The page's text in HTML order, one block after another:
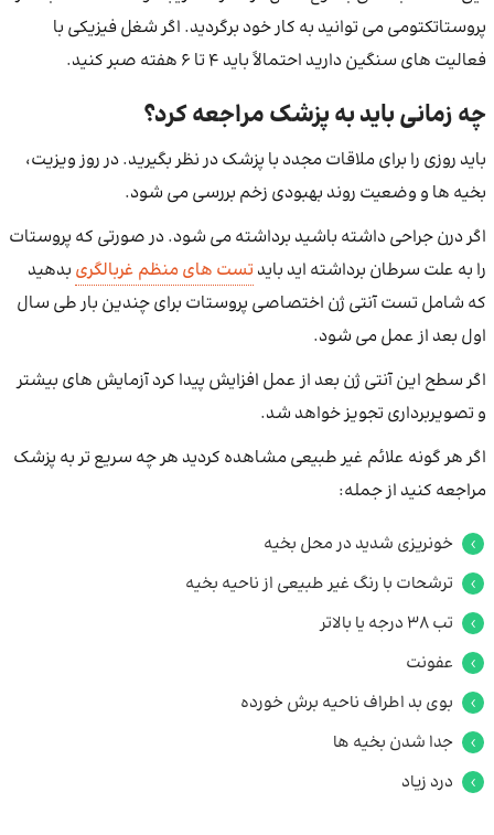
پروستاتکتومی می توانید به کار خود برگردید. اگر شغل فیزیکی با
فعالیت ‌های سنگین دارید احتمالاً باید ۴ تا ۶ هفته صبر کنید.
چه زمانی باید به پزشک مراجعه کرد؟
باید روزی را برای ملاقات مجدد با پزشک در نظر بگیرید. در روز ویزیت،
بخیه ها و وضعیت روند بهبودی زخم بررسی می ‌شود.
اگر درن جراحی داشته باشید برداشته می‌ شود. در صورتی که پروستات
را به علت سرطان برداشته اید باید تست های منظم غربالگری بدهید
که شامل تست آنتی ژن اختصاصی پروستات برای چندین بار طی سال
اول بعد از عمل می ‌شود.
اگر سطح این آنتی ژن بعد از عمل افزایش پیدا کرد آزمایش های بیشتر
و تصویربرداری تجویز خواهد شد.
اگر هر گونه علائم غیر طبیعی مشاهده کردید هر چه سریع تر به پزشک
مراجعه کنید از جمله:
خونریزی شدید در محل بخیه
ترشحات با رنگ غیر طبیعی از ناحیه بخیه
تب ۳۸ درجه یا بالاتر
عفونت
بوی بد اطراف ناحیه برش خورده
جدا شدن بخیه ها
درد زیاد